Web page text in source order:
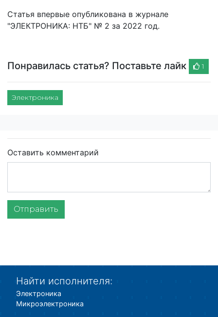
Статья впервые опубликована в журнале
"ЭЛЕКТРОНИКА: НТБ" № 2 за 2022 год.
Понравилась статья? Поставьте лайк 1
Электроника
Оставить комментарий
Отправить
Найти исполнителя:
Электроника
Микроэлектроника